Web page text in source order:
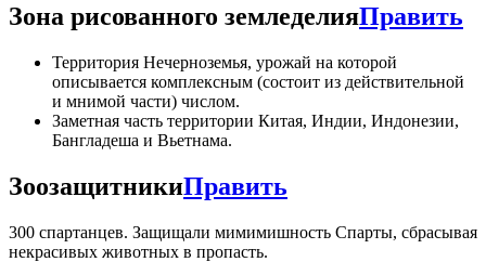
Зона рисованного земледелияПравить
Территория Нечерноземья, урожай на которой
описывается комплексным (состоит из действительной
и мнимой части) числом.
Заметная часть территории Китая, Индии, Индонезии,
Бангладеша и Вьетнама.
ЗоозащитникиПравить
300 спартанцев. Защищали мимимишность Спарты, сбрасывая
некрасивых животных в пропасть.